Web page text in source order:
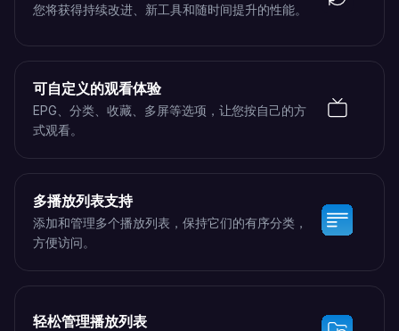
您将获得持续改进、新工具和随时间提升的性能。
可自定义的观看体验
EPG、分类、收藏、多屏等选项，让您按自己的方
式观看。
多播放列表支持
添加和管理多个播放列表，保持它们的有序分类，
方便访问。
轻松管理播放列表